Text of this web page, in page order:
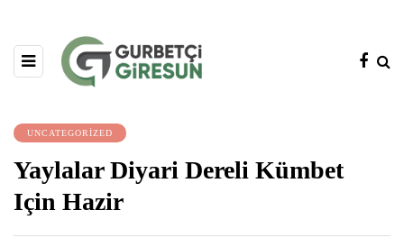
UNCATEGORIZED
Yaylalar Diyari Dereli Kümbet
Için Hazir